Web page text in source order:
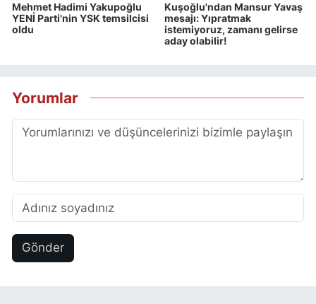
Mehmet Hadimi Yakupoğlu
YENİ Parti'nin YSK temsilcisi
oldu
Kuşoğlu'ndan Mansur Yavaş
mesajı: Yıpratmak
istemiyoruz, zamanı gelirse
aday olabilir!
Yorumlar
Gönder